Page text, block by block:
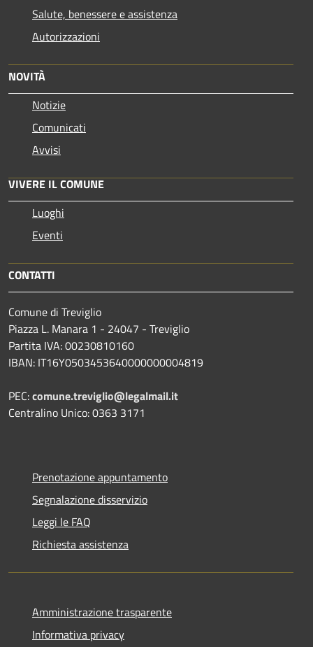
Salute, benessere e assistenza
Autorizzazioni
NOVITÀ
Notizie
Comunicati
Avvisi
VIVERE IL COMUNE
Luoghi
Eventi
CONTATTI
Comune di Treviglio
Piazza L. Manara 1 - 24047 - Treviglio
Partita IVA: 00230810160
IBAN: IT16Y0503453640000000004819
PEC:comune.treviglio@legalmail.it
Centralino Unico: 0363 3171
Prenotazione appuntamento
Segnalazione disservizio
Leggi le FAQ
Richiesta assistenza
Amministrazione trasparente
Informativa privacy